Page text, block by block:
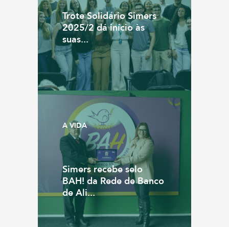
Trote Solidário Simers
2025/2 dá início às
suas...
A VIDA
Simers recebe selo
BAH! da Rede de Banco
de Ali...